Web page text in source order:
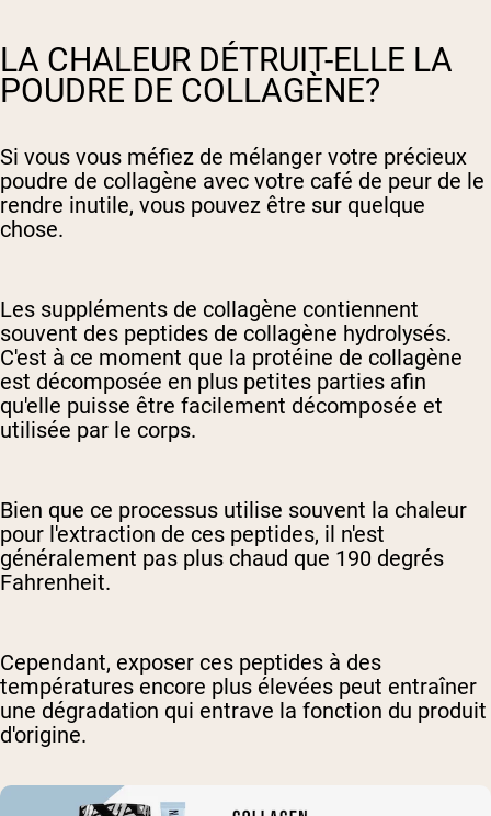
LA CHALEUR DÉTRUIT-ELLE LA
POUDRE DE COLLAGÈNE?
Si vous vous méfiez de mélanger votre précieux
poudre de collagène avec votre café de peur de le
rendre inutile, vous pouvez être sur quelque
chose.
Les suppléments de collagène contiennent
souvent des peptides de collagène hydrolysés.
C'est à ce moment que la protéine de collagène
est décomposée en plus petites parties afin
qu'elle puisse être facilement décomposée et
utilisée par le corps.
Bien que ce processus utilise souvent la chaleur
pour l'extraction de ces peptides, il n'est
généralement pas plus chaud que 190 degrés
Fahrenheit.
Cependant, exposer ces peptides à des
températures encore plus élevées peut entraîner
une dégradation qui entrave la fonction du produit
d'origine.